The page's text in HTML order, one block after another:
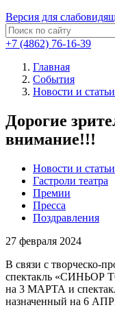
Версия для
+7 (4862) 76-16-39
Главная
События
Новости и статьи
Дорогие
внимание!!!
Новости и статьи
Гастроли театра
Премии
Пресса
Поздравления
27 февраля 2024
В связи с творческо-
спектакль «СИНЬОР
на 3 МАРТА и
назначенный на 6